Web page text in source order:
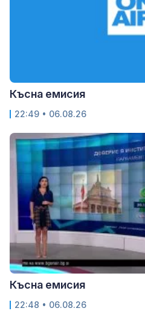
Късна емисия
22:49 • 06.08.26
Късна емисия
22:48 • 06.08.26